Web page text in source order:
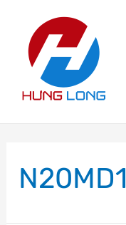
content
N20MD1